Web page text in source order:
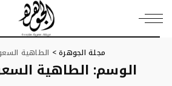
مجلة الجوهرة> الطاهية
الوسم: الطاهية